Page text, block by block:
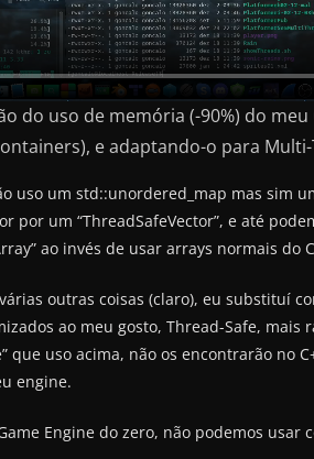
do uso de memória (-90%) do
e adaptando-o para
uso um std::unordered_map mas sim
por um “ThreadSafeVector”, e até
ao invés de usar arrays normais do
outras coisas (claro), eu substituí
ao meu gosto, Thread-Safe, mais
que uso acima, não os encontrarão no
engine.
Engine do zero, não podemos usar